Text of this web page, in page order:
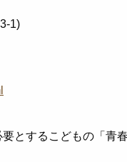
1)
とするこどもの「青